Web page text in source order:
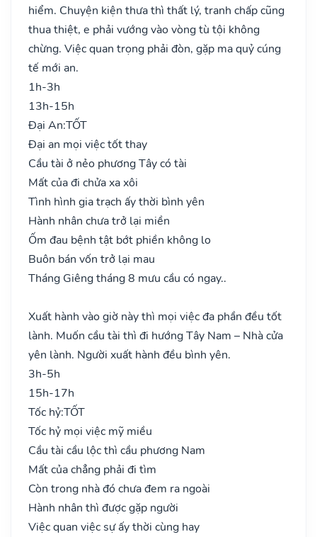
hiểm. Chuyện kiện thưa thì thất lý, tranh chấp cũng
thua thiệt, e phải vướng vào vòng tù tội không
chừng. Việc quan trọng phải đòn, gặp ma quỷ cúng
tế mới an.
1h-3h
13h-15h
Đại An:TỐT
Đại an mọi việc tốt thay
Cầu tài ở nẻo phương Tây có tài
Mất của đi chửa xa xôi
Tình hình gia trạch ấy thời bình yên
Hành nhân chưa trở lại miền
Ốm đau bệnh tật bớt phiền không lo
Buôn bán vốn trở lại mau
Tháng Giêng tháng 8 mưu cầu có ngay..
Xuất hành vào giờ này thì mọi việc đa phần đều tốt
lành. Muốn cầu tài thì đi hướng Tây Nam – Nhà cửa
yên lành. Người xuất hành đều bình yên.
3h-5h
15h-17h
Tốc hỷ:TỐT
Tốc hỷ mọi việc mỹ miều
Cầu tài cầu lộc thì cầu phương Nam
Mất của chẳng phải đi tìm
Còn trong nhà đó chưa đem ra ngoài
Hành nhân thì được gặp người
Việc quan việc sự ấy thời cùng hay